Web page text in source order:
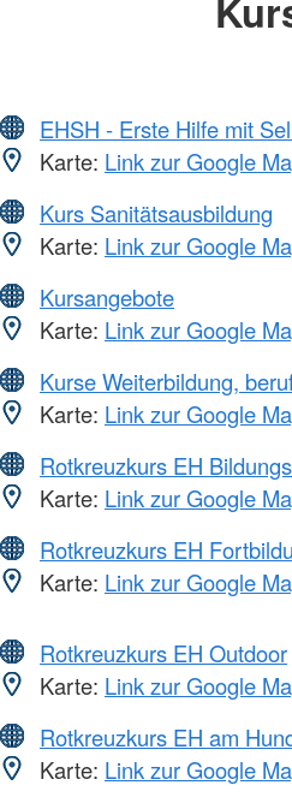
EHSH - Erste Hilfe mit
Karte: Link zur Google
Kurs Sanitätsausbildung
Karte: Link zur Google
Kursangebote
Karte: Link zur Google
Kurse Weiterbildung,
Karte: Link zur Google
Rotkreuzkurs EH
Karte: Link zur Google
Rotkreuzkurs EH
Karte: Link zur Google
Rotkreuzkurs EH Outdoor
Karte: Link zur Google
Rotkreuzkurs EH am
Karte: Link zur Google